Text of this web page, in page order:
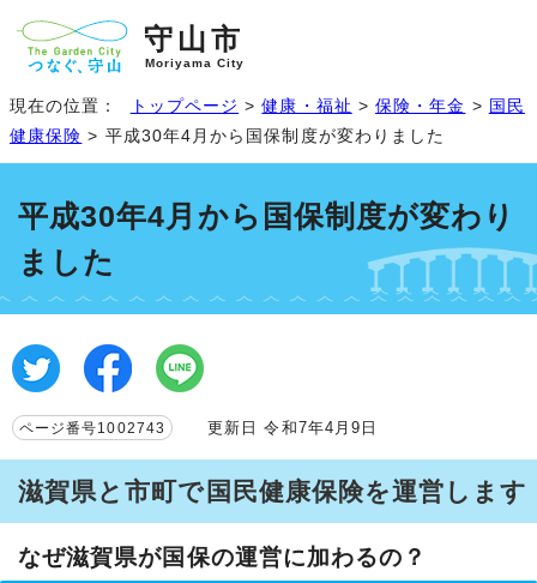
守山市
Moriyama City
現在の位置： トップページ >健康・福祉 >保険・年金 > 国民
健康保険 > 平成30年4月から国保制度が変わりました
平成30年4月から国保制度が変わり
ました
ページ番号1002743 更新日 令和7年4月9日
滋賀県と市町で国民健康保険を運営します
なぜ滋賀県が国保の運営に加わるの？